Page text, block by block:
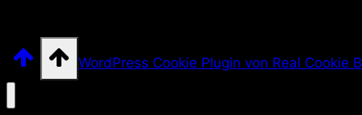
WordPress Cookie Plugin von Real Cookie